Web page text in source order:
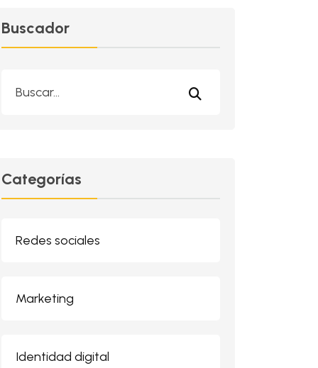
Buscador
Categorías
Redes sociales
Marketing
Identidad digital